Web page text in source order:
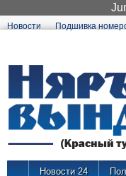
Новости Подшивка
Новости 24